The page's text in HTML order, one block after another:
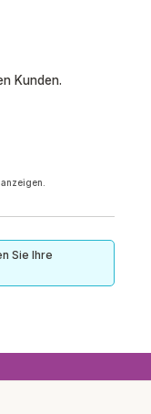
5 Sternen
Kunden.
Sie Ihre